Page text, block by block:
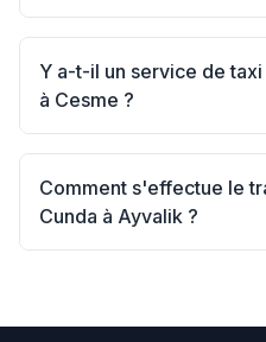
Y a-t-il un service de
à Cesme ?
Comment s'effectue le
Cunda à Ayvalik ?